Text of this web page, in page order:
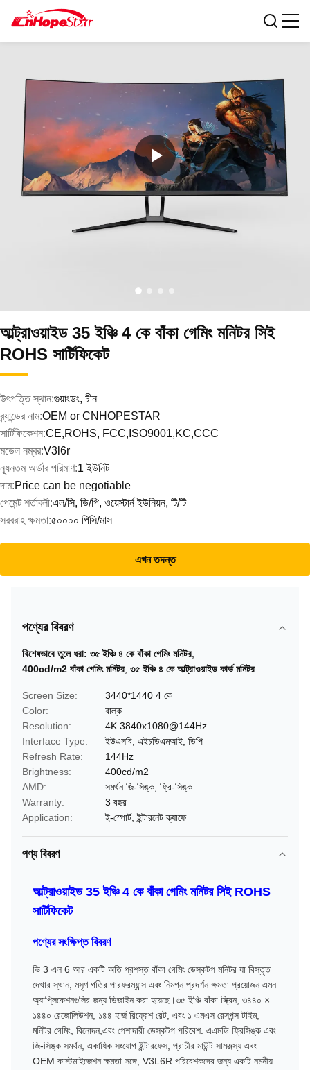
আল্ট্রাওয়াইড 35 ইঞ্চি 4 কে বাঁকা গেমিং মনিটর সিই
ROHS সার্টিফিকেট
উৎপত্তি স্থান:গুয়াংডং, চীন
ব্র্যান্ডের নাম:OEM or CNHOPESTAR
সার্টিফিকেশন:CE,ROHS, FCC,ISO9001,KC,CCC
মডেল নম্বর:V3l6r
ন্যূনতম অর্ডার পরিমাণ:1 ইউনিট
দাম:Price can be negotiable
পেমেন্ট শর্তাবলী:এল/সি, ডি/পি, ওয়েস্টার্ন ইউনিয়ন, টি/টি
সরবরাহ ক্ষমতা:৫০০০০ পিসি/মাস
এখন তদন্ত
পণ্যের বিবরণ
বিশেষভাবে তুলে ধরা: ৩৫ ইঞ্চি ৪ কে বাঁকা গেমিং মনিটর,
400cd/m2 বাঁকা গেমিং মনিটর, ৩৫ ইঞ্চি ৪ কে আল্ট্রাওয়াইড কার্ভ মনিটর
Screen Size:
3440*1440 4 কে
Color:
বাল্ক
Resolution:
4K 3840x1080@144Hz
Interface Type:
ইউএসবি, এইচডিএমআই, ডিপি
Refresh Rate:
144Hz
Brightness:
400cd/m2
AMD:
সমর্থন জি-সিঙ্ক, ফ্রি-সিঙ্ক
Warranty:
3 বছর
Application:
ই-স্পোর্ট, ইন্টারনেট ক্যাফে
পণ্য বিবরণ
আল্ট্রাওয়াইড 35 ইঞ্চি 4 কে বাঁকা গেমিং মনিটর সিই ROHS
সার্টিফিকেট
পণ্যের সংক্ষিপ্ত বিবরণ
ভি 3 এল 6 আর একটি অতি প্রশস্ত বাঁকা গেমিং ডেস্কটপ মনিটর যা বিস্তৃত
দেখার স্থান, মসৃণ গতির পারফরম্যান্স এবং নিমগ্ন প্রদর্শন ক্ষমতা প্রয়োজন এমন
অ্যাপ্লিকেশনগুলির জন্য ডিজাইন করা হয়েছে।৩৫ ইঞ্চি বাঁকা স্ক্রিন, ৩৪৪০ ×
১৪৪০ রেজোলিউশন, ১৪৪ হার্জ রিফ্রেশ রেট, এবং ১ এমএস রেসপন্স টাইম,
মনিটর গেমিং, বিনোদন,এবং পেশাদারী ডেস্কটপ পরিবেশ. এএমডি ফ্রিসিঙ্ক এবং
জি-সিঙ্ক সমর্থন, একাধিক সংযোগ ইন্টারফেস, প্রাচীর মাউন্ট সামঞ্জস্য এবং
OEM কাস্টমাইজেশন ক্ষমতা সঙ্গে, V3L6R পরিবেশকদের জন্য একটি নমনীয়